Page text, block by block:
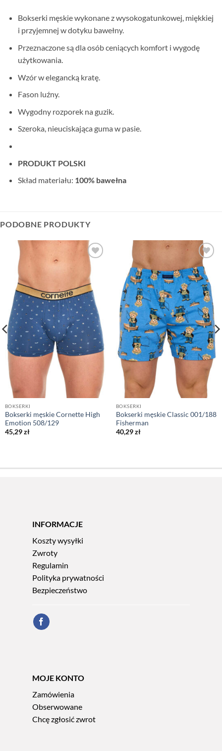
Bokserki męskie wykonane z wysokogatunkowej, miękkiej
i przyjemnej w dotyku bawełny.
Przeznaczone są dla osób ceniących komfort i wygodę
użytkowania.
Wzór w elegancką kratę.
Fason luźny.
Wygodny rozporek na guzik.
Szeroka, nieuciskająca guma w pasie.
PRODUKT POLSKI
Skład materiału: 100% bawełna
PODOBNE PRODUKTY
BOKSERKI
Bokserki męskie Cornette High
Emotion 508/129
45,29zł
BOKSERKI
Bokserki męskie Classic 001/188
Fisherman
40,29zł
INFORMACJE
Koszty wysyłki
Zwroty
Regulamin
Polityka prywatności
Bezpieczeństwo
MOJE KONTO
Zamówienia
Obserwowane
Chcę zgłosić zwrot